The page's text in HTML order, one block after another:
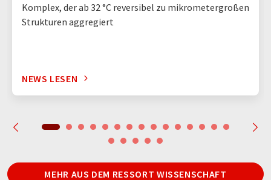
Komplex, der ab 32 °C reversibel zu mikrometergroßen
Strukturen aggregiert
NEWS LESEN
MEHR AUS DEM RESSORT WISSENSCHAFT